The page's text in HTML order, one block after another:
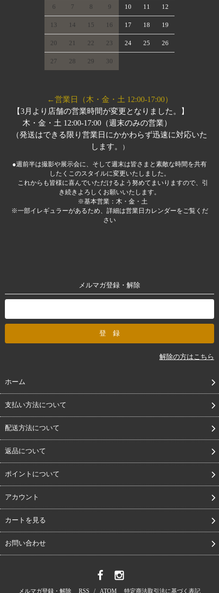
6 7 8 9 10 11 12
13 14 15 16 17 18 19
20 21 22 23 24 25 26
27 28 29 30
←営業日（木・金・土 12:00-17:00）
【3月より店舗の営業時間が変更となりました。】
木・金・土 12:00-17:00（週末のみの営業）
（発送はできる限り営業日にかかわらず迅速に対応いた
します。
）
●週前半は撮影や展示会に、そして週末は皆さまと素敵な時間を共有
したくこのスタイルに変更いたしました。
これからも皆様に喜んでいただけるよう努めてまいりますので、引
き続きよろしくお願いいたします。
※基本営業：木・金・土
※一部イレギュラーがあるため、詳細は営業日カレンダーをご覧くだ
さい
メルマガ登録・解除
解除の方はこちら
ホーム
支払い方法について
配送方法について
返品について
ポイントについて
アカウント
カートを見る
お問い合わせ
メルマガ登録・解除 RSS / ATOM 特定商法取引法に基づく表記